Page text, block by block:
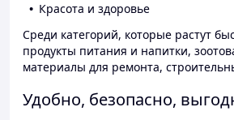
Красота и здоровье
Среди категорий, которые растут
продукты питания и напитки,
материалы для ремонта,
Удобно, безопасно,